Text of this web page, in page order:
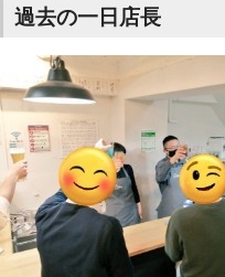
過去の一日店長